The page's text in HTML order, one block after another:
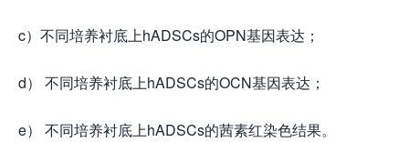
c）不同培养衬底上hADSCs的OPN基因表达；
d） 不同培养衬底上hADSCs的OCN基因表达；
e） 不同培养衬底上hADSCs的茜素红染色结果。